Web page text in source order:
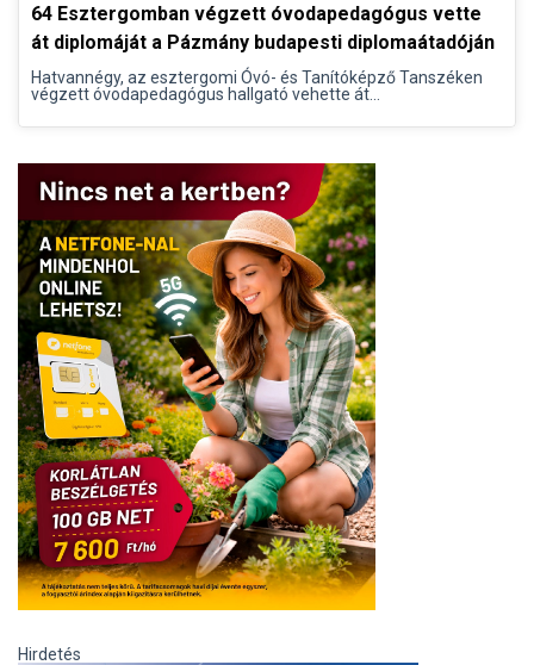
64 Esztergomban végzett óvodapedagógus vette
át diplomáját a Pázmány budapesti diplomaátadóján
Hatvannégy, az esztergomi Óvó- és Tanítóképző Tanszéken
végzett óvodapedagógus hallgató vehette át...
Hirdetés